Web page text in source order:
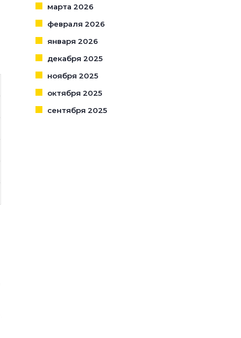
марта 2026
февраля 2026
января 2026
декабря 2025
ноября 2025
октября 2025
сентября 2025